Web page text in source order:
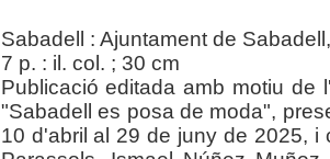
Sabadell : Ajuntament de
7 p. : il. col. ; 30 cm
Publicació editada amb motiu de
"Sabadell es posa de moda",
10 d'abril al 29 de juny de 2025, i